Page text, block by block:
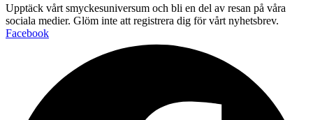
Upptäck vårt smyckesuniversum och bli en del av resan på våra
sociala medier. Glöm inte att registrera dig för vårt nyhetsbrev.
Facebook